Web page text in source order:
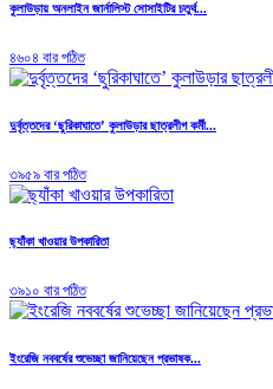
কুলাউড়ায় অনলাইন জার্নালিস্ট সোসাইটির চতুর্থ...
৪৬০৪ বার পঠিত
দুর্বৃত্তদের ‘ছুরিকাঘাতে’ কুলাউড়ার ছাত্রলীগ কর্মী...
৩৯৫৯ বার পঠিত
ছ্যাঁকা খাওয়ার উপকারিতা
৩৯১০ বার পঠিত
ইংরেজি নববর্ষের শুভেচ্ছা জানিয়েছেন প্রভাষক...